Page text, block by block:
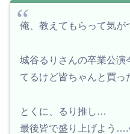
俺、教えてもらって気
城谷るりさんの卒業公演
てるけど皆ちゃんと買っ
とくに、るり推し…
最後皆で盛り上げよう